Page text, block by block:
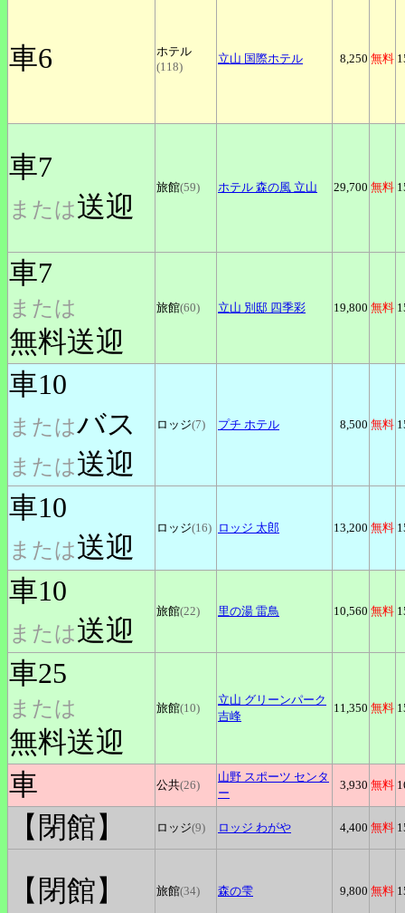
車6
ホテル
(118)
立山 国際ホテル 8,250 無料
車7
または送迎
旅館(59) ホテル 森の風 立山 29,700 無料
車7
または
無料送迎
旅館(60) 立山 別邸 四季彩 19,800 無料
車10
またはバス
または送迎
ロッジ(7) プチ ホテル 8,500 無料
車10
または送迎
ロッジ(16) ロッジ 太郎 13,200 無料
車10
または送迎
旅館(22) 里の湯 雷鳥 10,560 無料
車25
または
無料送迎
旅館(10)
立山 グリーンパーク
吉峰
11,350 無料
車 公共(26)
山野 スポーツ センタ
ー
3,930 無料
【閉館】 ロッジ(9) ロッジ わがや 4,400 無料
【閉館】 旅館(34) 森の雫 9,800 無料